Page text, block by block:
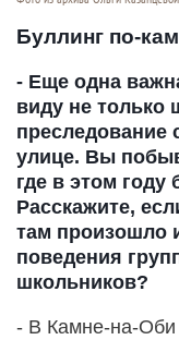
Буллинг по-
- Еще одна
виду не только
преследование
улице. Вы
где в этом году
Расскажите,
там произошло
поведения
школьников?
- В Камне-на-Оби